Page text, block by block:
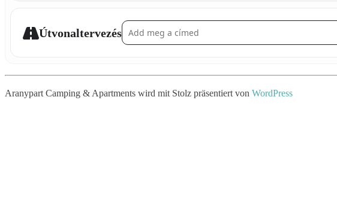
ÚtvonaltervezésAddress - Aloha Party []
Aranypart Camping & Apartments wird mit Stolz präsentiert von WordPress